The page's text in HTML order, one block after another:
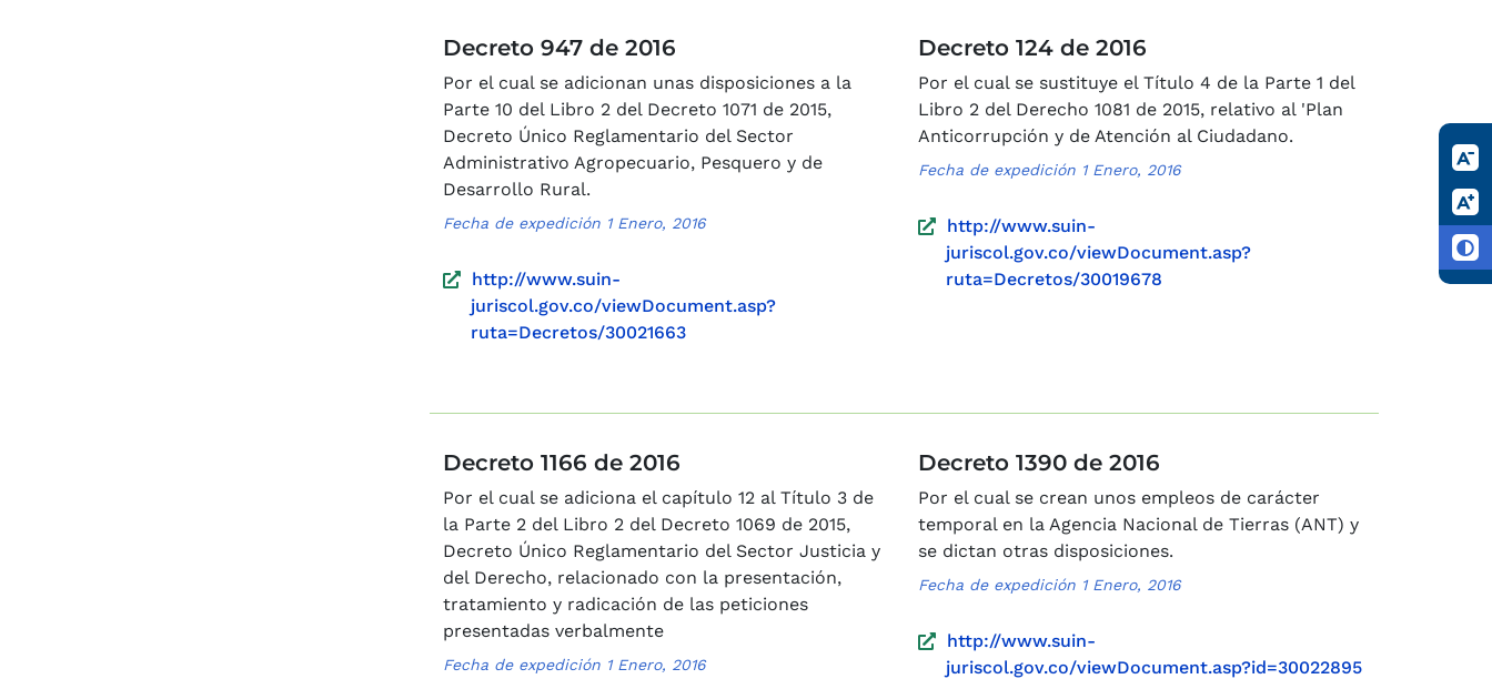
Decreto 947 de 2016
Por el cual se adicionan unas disposiciones a la
Parte 10 del Libro 2 del Decreto 1071 de 2015,
Decreto Único Reglamentario del Sector
Administrativo Agropecuario, Pesquero y de
Desarrollo Rural.
Fecha de expedición 1 Enero, 2016
http://www.suin-
juriscol.gov.co/viewDocument.asp?
ruta=Decretos/30021663
Decreto 124 de 2016
Por el cual se sustituye el Título 4 de la Parte 1 del
Libro 2 del Derecho 1081 de 2015, relativo al 'Plan
Anticorrupción y de Atención al Ciudadano.
Fecha de expedición 1 Enero, 2016
http://www.suin-
juriscol.gov.co/viewDocument.asp?
ruta=Decretos/30019678
Decreto 1166 de 2016
Por el cual se adiciona el capítulo 12 al Título 3 de
la Parte 2 del Libro 2 del Decreto 1069 de 2015,
Decreto Único Reglamentario del Sector Justicia y
del Derecho, relacionado con la presentación,
tratamiento y radicación de las peticiones
presentadas verbalmente
Fecha de expedición 1 Enero, 2016
Decreto 1390 de 2016
Por el cual se crean unos empleos de carácter
temporal en la Agencia Nacional de Tierras (ANT) y
se dictan otras disposiciones.
Fecha de expedición 1 Enero, 2016
http://www.suin-
juriscol.gov.co/viewDocument.asp?id=30022895